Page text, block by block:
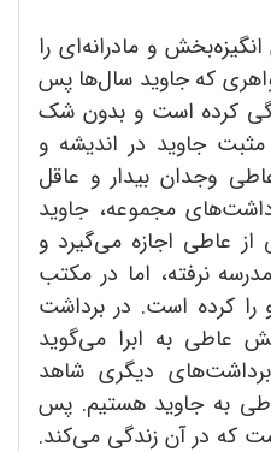
و مادرانه‌ای را
که جاوید سال‌ها پس
کرده است و بدون شک
جاوید در اندیشه و
وجدان بیدار و عاقل
مجموعه، جاوید
از عاطی اجازه می‌گیرد و
نرفته، اما در مکتب
کرده است. در برداشت
عاطی به ابرا می‌گوید
دیگری شاهد
به جاوید هستیم. پس
که در آن زندگی می‌کند.